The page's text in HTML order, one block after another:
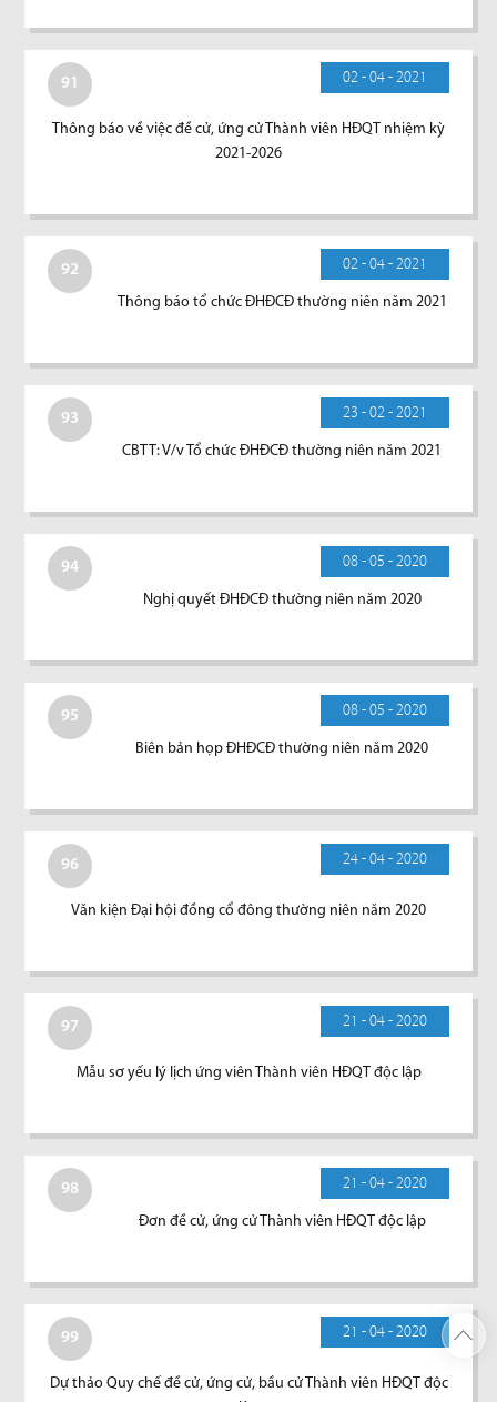
91 02 - 04 - 2021
Thông báo về việc đề cử, ứng cử Thành viên HĐQT nhiệm kỳ
2021-2026
92 02 - 04 - 2021
Thông báo tổ chức ĐHĐCĐ thường niên năm 2021
93 23 - 02 - 2021
CBTT: V/v Tổ chức ĐHĐCĐ thường niên năm 2021
94 08 - 05 - 2020
Nghị quyết ĐHĐCĐ thường niên năm 2020
95 08 - 05 - 2020
Biên bản họp ĐHĐCĐ thường niên năm 2020
96 24 - 04 - 2020
Văn kiện Đại hội đồng cổ đông thường niên năm 2020
97 21 - 04 - 2020
Mẫu sơ yếu lý lịch ứng viên Thành viên HĐQT độc lập
98 21 - 04 - 2020
Đơn đề cử, ứng cử Thành viên HĐQT độc lập
99 21 - 04 - 2020
Dự thảo Quy chế đề cử, ứng cử, bầu cử Thành viên HĐQT độc